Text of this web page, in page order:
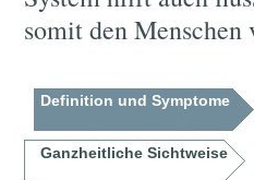
somit den
Definition und Symptome
Ganzheitliche Sichtweise